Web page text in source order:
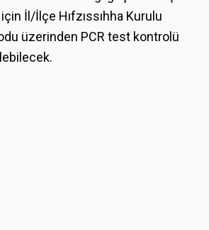
İl/İlçe Hıfzıssıhha Kurulu
üzerinden PCR test kontrolü